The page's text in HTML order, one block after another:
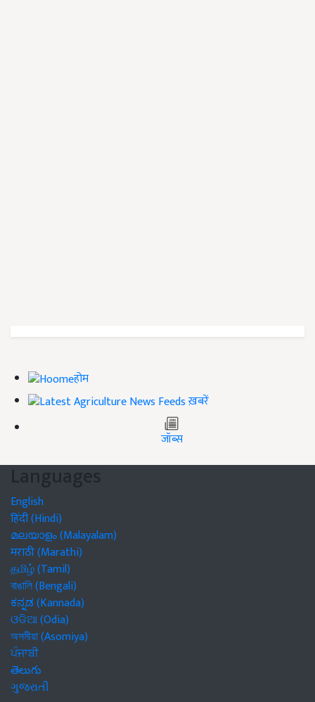
होम
ख़बरें
जॉब्स
Languages
English
हिंदी (Hindi)
മലയാളം (Malayalam)
मराठी (Marathi)
தமிழ் (Tamil)
বাঙালি (Bengali)
ಕನ್ನಡ (Kannada)
ଓଡିଆ (Odia)
অসমীয়া (Asomiya)
ਪੰਜਾਬੀ
తెలుగు
ગુજરાતી